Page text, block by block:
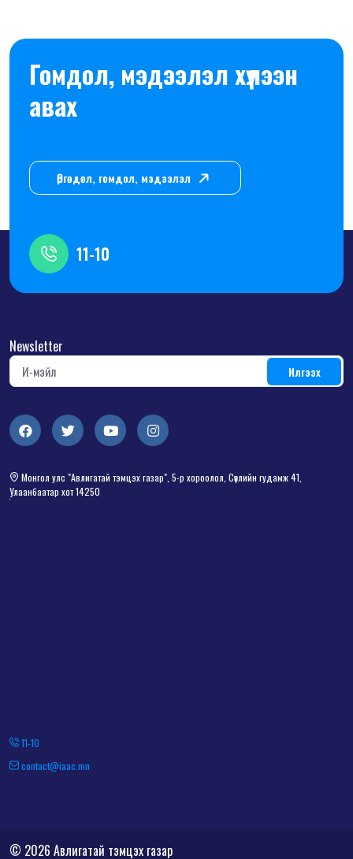
Гомдол, мэдээлэл хүлээн
авах
Өргөдөл, гомдол, мэдээлэл
11-10
Newsletter
Монгол улс "Авлигатай тэмцэх газар", 5-р хороолол, Сөүлийн гудамж 41,
Улаанбаатар хот 14250
11-10
contact@iaac.mn
© 2026 Авлигатай тэмцэх газар